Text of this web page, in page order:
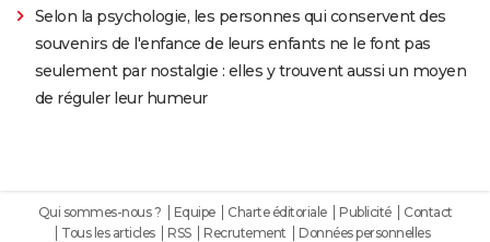
Selon la psychologie, les personnes qui conservent des
souvenirs de l'enfance de leurs enfants ne le font pas
seulement par nostalgie : elles y trouvent aussi un moyen
de réguler leur humeur
Qui sommes-nous ? Equipe Charte éditoriale Publicité
Contact
Tous les articles
RSS Recrutement
Données personnelles